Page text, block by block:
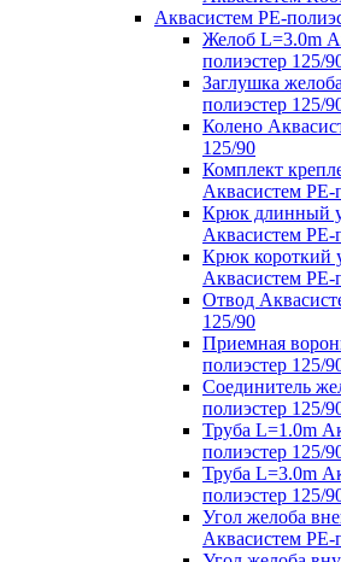
Аквасистем PE-
Желоб L=3.0m
полиэстер 125/
Заглушка
полиэстер 125/
Колено
125/90
Комплект
Аквасистем PE-
Крюк длинный
Аквасистем PE-
Крюк короткий
Аквасистем PE-
Отвод
125/90
Приемная
полиэстер 125/
Соединитель
полиэстер 125/
Труба L=1.0m
полиэстер 125/
Труба L=3.0m
полиэстер 125/
Угол желоба
Аквасистем PE-